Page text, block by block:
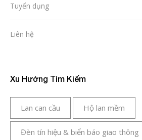
Tuyển dụng
Liên hệ
Xu Hướng Tìm Kiếm
Lan can cầu Hộ lan mềm
Đèn tín hiệu & biển báo giao thông